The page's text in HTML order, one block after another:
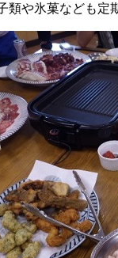
や氷菓なども定